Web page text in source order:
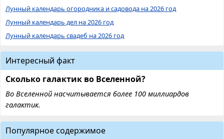
Лунный календарь огородника и садовода на 2026 год
Лунный календарь дел на 2026 год
Лунный календарь свадеб на 2026 год
Интересный факт
Сколько галактик во Вселенной?
Во Вселенной насчитывается более 100 миллиардов
галактик.
Популярное содержимое